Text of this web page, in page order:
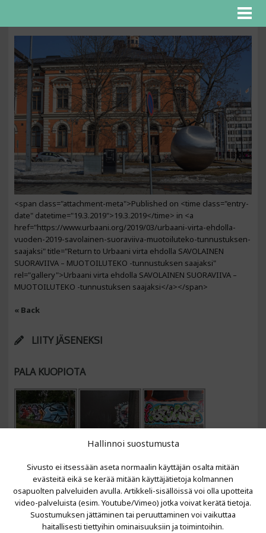
Hallinnoi suostumusta
Sivusto ei itsessään aseta normaalin käyttäjän osalta mitään
evästeitä eikä se kerää mitään käyttäjätietoja kolmannen
osapuolten palveluiden avulla. Artikkeli-sisällöissä voi olla upotteita
video-palveluista (esim. Youtube/Vimeo) jotka voivat kerätä tietoja.
Suostumuksen jättäminen tai peruuttaminen voi vaikuttaa
haitallisesti tiettyihin ominaisuuksiin ja toimintoihin.
<span class="attachment-meta">Published on <time class="entry-
date" datetime="19.3.2019">19.3.2019</time> in <a
href="https://www.urbaani.org/2019/03/urbaani-virta-ehdolla-
vuoden-2019-savolainen-suoraviiva-muotoiluteko-tunnustuksen-
saajaksi" title="Return to Urbaani virta ehdolla SAVOLAINEN
SUORAVIIVA – MUOTOILUTEKO -tunnustuksen saajaksi"
rel="gallery">Urbaani virta ehdolla SAVOLAINEN SUORAVIIVA –
MUOTOILUTEKO -tunnustuksen saajaksi</a></span>
« Back
LIITY JÄSENEKSI
PALA KUOPIOTA
VIIMEISIMMÄT ARTIKKELIT